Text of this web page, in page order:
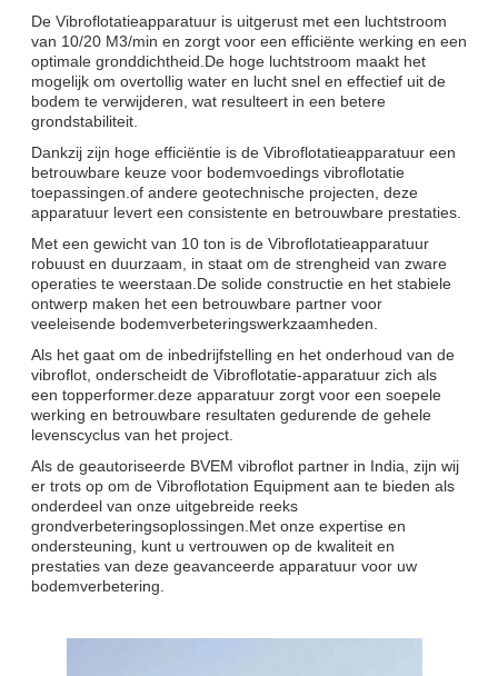
De Vibroflotatieapparatuur is uitgerust met een luchtstroom
van 10/20 M3/min en zorgt voor een efficiënte werking en een
optimale gronddichtheid.De hoge luchtstroom maakt het
mogelijk om overtollig water en lucht snel en effectief uit de
bodem te verwijderen, wat resulteert in een betere
grondstabiliteit.
Dankzij zijn hoge efficiëntie is de Vibroflotatieapparatuur een
betrouwbare keuze voor bodemvoedings vibroflotatie
toepassingen.of andere geotechnische projecten, deze
apparatuur levert een consistente en betrouwbare prestaties.
Met een gewicht van 10 ton is de Vibroflotatieapparatuur
robuust en duurzaam, in staat om de strengheid van zware
operaties te weerstaan.De solide constructie en het stabiele
ontwerp maken het een betrouwbare partner voor
veeleisende bodemverbeteringswerkzaamheden.
Als het gaat om de inbedrijfstelling en het onderhoud van de
vibroflot, onderscheidt de Vibroflotatie-apparatuur zich als
een topperformer.deze apparatuur zorgt voor een soepele
werking en betrouwbare resultaten gedurende de gehele
levenscyclus van het project.
Als de geautoriseerde BVEM vibroflot partner in India, zijn wij
er trots op om de Vibroflotation Equipment aan te bieden als
onderdeel van onze uitgebreide reeks
grondverbeteringsoplossingen.Met onze expertise en
ondersteuning, kunt u vertrouwen op de kwaliteit en
prestaties van deze geavanceerde apparatuur voor uw
bodemverbetering.